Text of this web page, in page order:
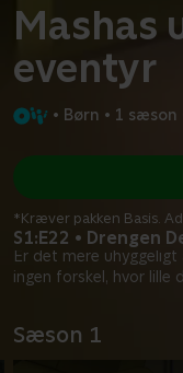
Mashas
eventyr
• Børn • 1 sæson
S1:E22 • Drengen
Er det mere
ingen forskel, hvor lille
*Kræver pakken Basis.
Sæson 1